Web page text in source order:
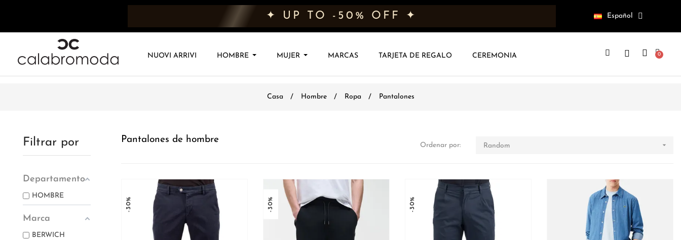
✦ UP TO -50% OFF ✦ Español
NUOVI ARRIVI HOMBRE MUJER MARCAS TARJETA DE REGALO CEREMONIA
Casa Hombre Ropa Pantalones
Filtrar por
Departamento
HOMBRE
Marca
BERWICH
Pantalones de hombre
Ordenar por: Random 
-30% -30% -30%